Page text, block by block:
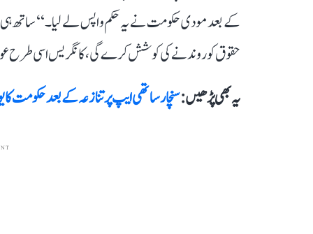
کے بعد مودی حکومت نے یہ حکم واپس لے لیا۔‘‘ ساتھ
حقوق کو روندنے کی کوشش کرے گی، کانگریس اسی طرح
یہ بھی پڑھیں :سنچار ساتھی ایپ پر تنازعہ کے بعد حکومت کا